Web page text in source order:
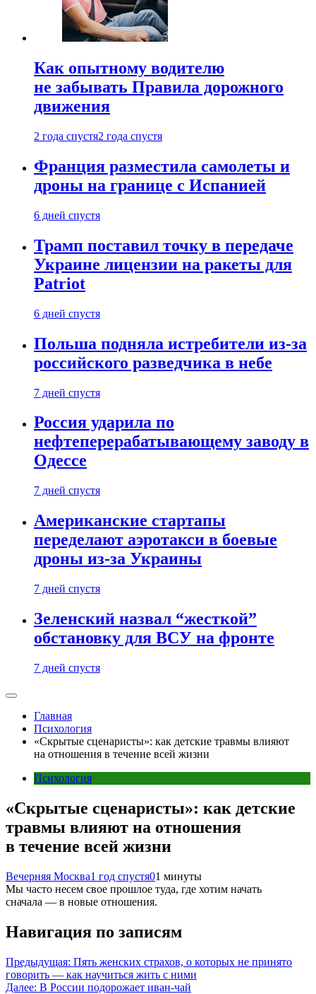
Как опытному водителю
не забывать Правила дорожного
движения
2 года спустя2 года спустя
Франция разместила самолеты и
дроны на границе с Испанией
6 дней спустя
Трамп поставил точку в передаче
Украине лицензии на ракеты для
Patriot
6 дней спустя
Польша подняла истребители из-за
российского разведчика в небе
7 дней спустя
Россия ударила по
нефтеперерабатывающему заводу в
Одессе
7 дней спустя
Американские стартапы
переделают аэротакси в боевые
дроны из-за Украины
7 дней спустя
Зеленский назвал “жесткой”
обстановку для ВСУ на фронте
7 дней спустя
Главная
Психология
«Скрытые сценаристы»: как детские травмы влияют
на отношения в течение всей жизни
Психология
«Скрытые сценаристы»: как детские
травмы влияют на отношения
в течение всей жизни
Вечерняя Москва1 год спустя01 минуты
Мы часто несем свое прошлое туда, где хотим начать
сначала — в новые отношения.
Навигация по записям
Предыдущая: Пять женских страхов, о которых не принято
говорить — как научиться жить с ними
Далее: В России подорожает иван-чай